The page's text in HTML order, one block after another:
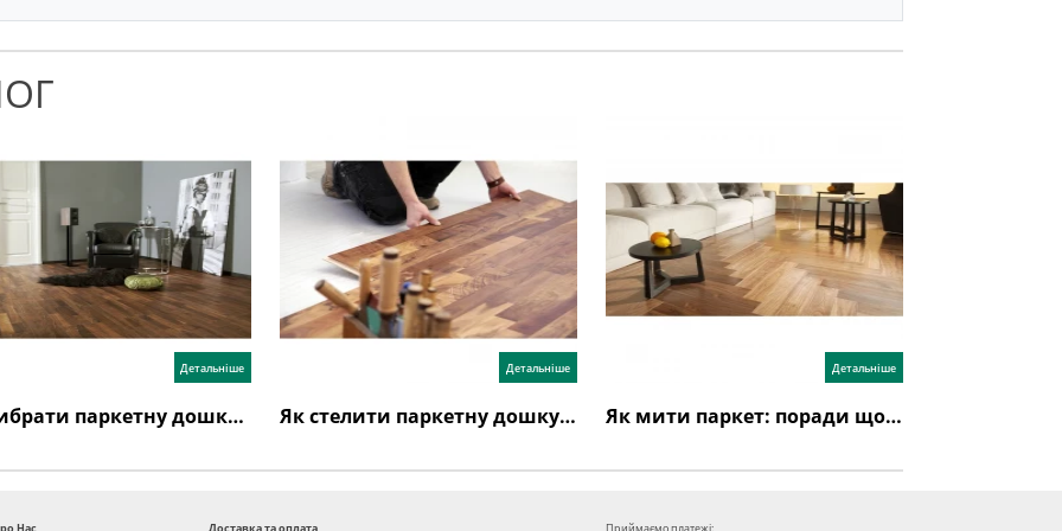
Детальніше
Як вибрати паркетну дошку: поради експертів та відгуки
Детальніше
Як стелити паркетну дошку: інструкція з укладання
Детальніше
Як мити паркет: поради щодо догляду за паркетною дошкою